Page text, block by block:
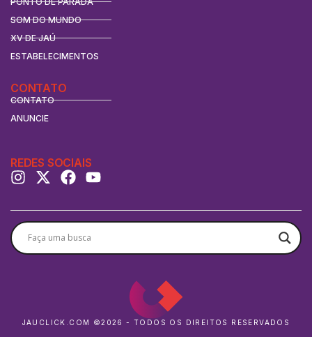
SOM DO MUNDO
XV DE JAÚ
ESTABELECIMENTOS
CONTATO
CONTATO
ANUNCIE
REDES SOCIAIS
JAUCLICK.COM ©2026 - TODOS OS DIREITOS RESERVADOS